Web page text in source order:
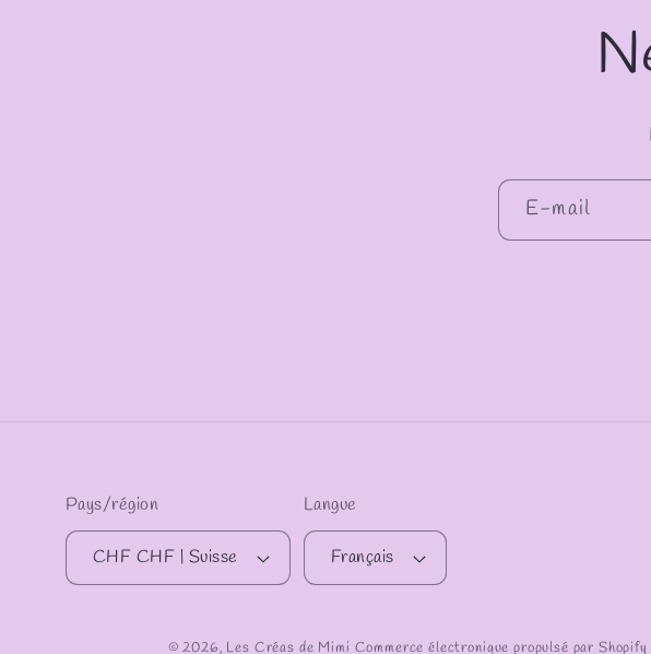
E-mail
Pays/région
CHF CHF | Suisse
Langue
Français
© 2026, Les Créas de Mimi Commerce électronique propulsé par Shopify